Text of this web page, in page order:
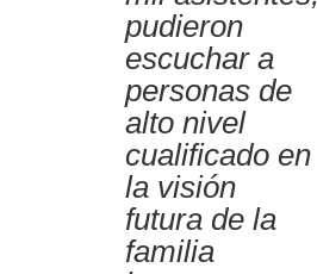
pudieron
escuchar a
personas de
alto nivel
cualificado en
la visión
futura de la
familia